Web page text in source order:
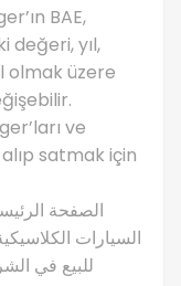
BAE,
değeri, yıl,
olmak üzere
ve
satmak için
السيارات
للبيع في